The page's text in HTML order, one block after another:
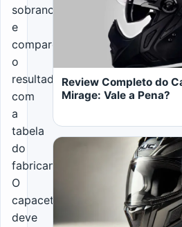
sobrancelhas
e
compare
o
resultado
com
a
tabela
do
fabricante.
O
capacete
deve
Review Completo do
Mirage: Vale a Pena?
Abrir o artigo: Guia